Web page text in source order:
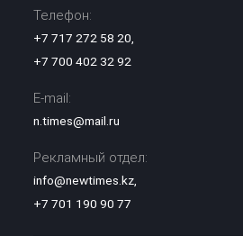
Телефон:
+7 717 272 58 20,
+7 700 402 32 92
E-mail:
n.times@mail.ru
Рекламный отдел:
info@newtimes.kz,
+7 701 190 90 77